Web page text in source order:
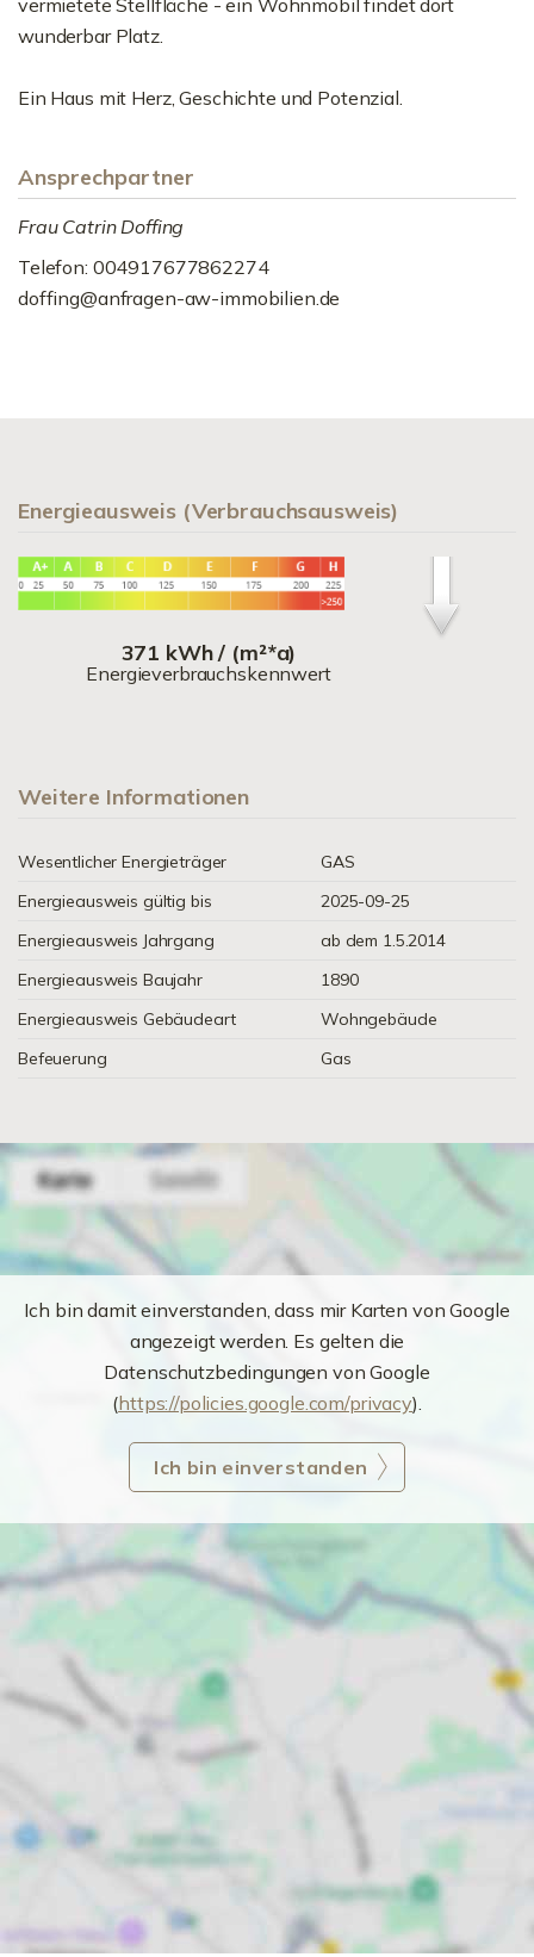
vermietete Stellfläche - ein Wohnmobil findet dort
wunderbar Platz.
Ein Haus mit Herz, Geschichte und Potenzial.
Ansprechpartner
Frau Catrin Doffing
Telefon: 004917677862274
doffing@anfragen-aw-immobilien.de
Energieausweis (Verbrauchsausweis)
371 kWh / (m²*a)
Energieverbrauchskennwert
Weitere Informationen
Wesentlicher Energieträger
GAS
Energieausweis gültig bis
2025-09-25
Energieausweis Jahrgang
ab dem 1.5.2014
Energieausweis Baujahr
1890
Energieausweis Gebäudeart
Wohngebäude
Befeuerung
Gas
Ich bin damit einverstanden, dass mir Karten von Google
angezeigt werden. Es gelten die
Datenschutzbedingungen von Google
(https://policies.google.com/privacy).
Ich bin einverstanden